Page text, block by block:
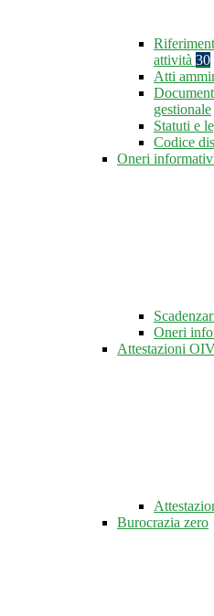
attività 30
Atti
gestionale
Statuti e
Codice
Oneri
Oneri
Attestazioni
Burocrazia zero